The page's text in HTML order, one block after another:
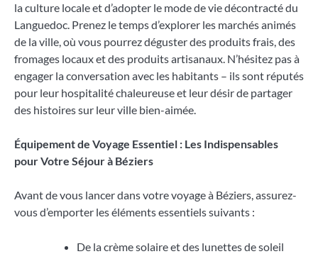
la culture locale et d’adopter le mode de vie décontracté du
Languedoc. Prenez le temps d’explorer les marchés animés
de la ville, où vous pourrez déguster des produits frais, des
fromages locaux et des produits artisanaux. N’hésitez pas à
engager la conversation avec les habitants – ils sont réputés
pour leur hospitalité chaleureuse et leur désir de partager
des histoires sur leur ville bien-aimée.
Équipement de Voyage Essentiel : Les Indispensables
pour Votre Séjour à Béziers
Avant de vous lancer dans votre voyage à Béziers, assurez-
vous d’emporter les éléments essentiels suivants :
De la crème solaire et des lunettes de soleil